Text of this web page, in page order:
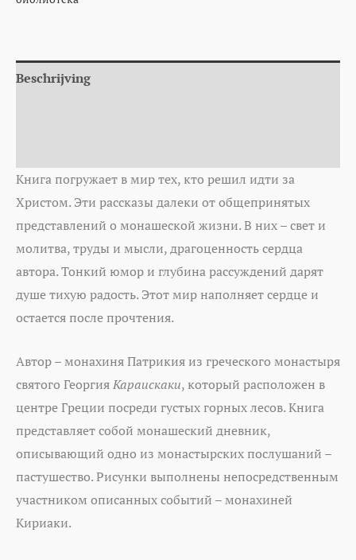
Beschrijving
Книга погружает в мир тех, кто решил идти за
Христом. Эти рассказы далеки от общепринятых
представлений о монашеской жизни. В них – свет и
молитва, труды и мысли, драгоценность сердца
автора. Тонкий юмор и глубина рассуждений дарят
душе тихую радость. Этот мир наполняет сердце и
остается после прочтения.
Автор – монахиня Патрикия из греческого монастыря
святого ГеоргияКараискаки, который расположен в
центре Греции посреди густых горных лесов. Книга
представляет собой монашеский дневник,
описывающий одно из монастырских послушаний –
пастушество. Рисунки выполнены непосредственным
участником описанных событий – монахиней
Кириаки.